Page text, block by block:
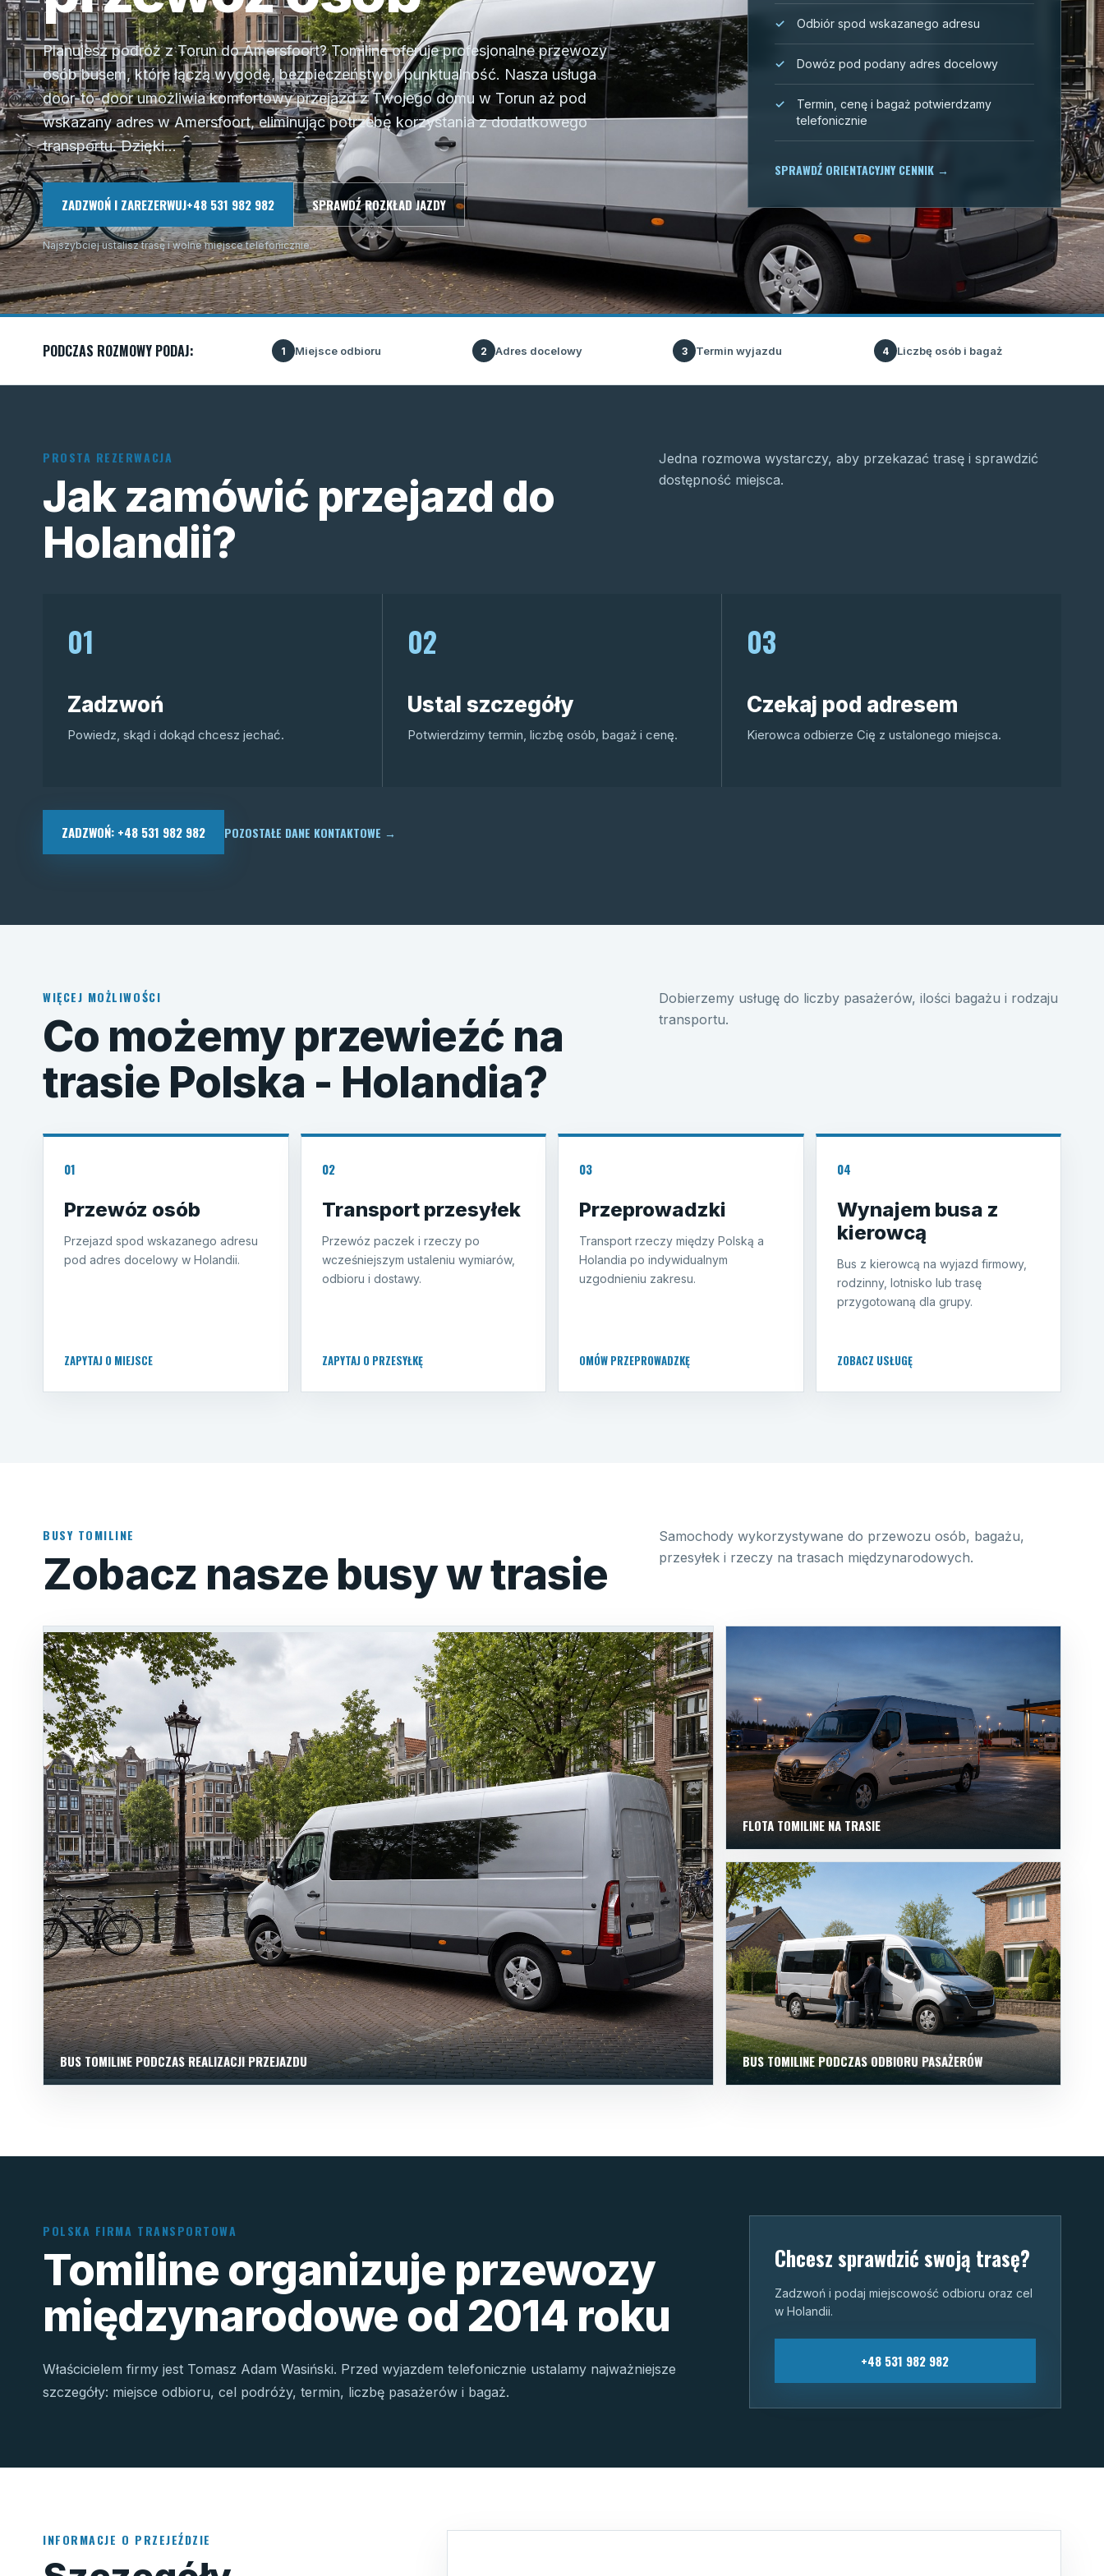
Planujesz podróż z Torun do Amersfoort? Tomiline oferuje profesjonalne przewozy
osób busem, które łączą wygodę, bezpieczeństwo i punktualność. Nasza usługa
door-to-door umożliwia komfortowy przejazd z Twojego domu w Torun aż pod
wskazany adres w Amersfoort, eliminując potrzebę korzystania z dodatkowego
transportu. Dzięki...
ZADZWOŃ I ZAREZERWUJ+48 531 982 982 SPRAWDŹ ROZKŁAD JAZDY
Najszybciej ustalisz trasę i wolne miejsce telefonicznie.
Odbiór spod wskazanego adresu
Dowóz pod podany adres docelowy
Termin, cenę i bagaż potwierdzamy
telefonicznie
SPRAWDŹ ORIENTACYJNY CENNIK →
PODCZAS ROZMOWY PODAJ: 1 Miejsce odbioru 2 Adres docelowy 3 Termin wyjazdu 4 Liczbę osób i bagaż
PROSTA REZERWACJA
Jak zamówić przejazd do
Holandii?
Jedna rozmowa wystarczy, aby przekazać trasę i sprawdzić
dostępność miejsca.
01
Zadzwoń
Powiedz, skąd i dokąd chcesz jechać.
02
Ustal szczegóły
Potwierdzimy termin, liczbę osób, bagaż i cenę.
03
Czekaj pod adresem
Kierowca odbierze Cię z ustalonego miejsca.
ZADZWOŃ: +48 531 982 982 POZOSTAŁE DANE KONTAKTOWE →
WIĘCEJ MOŻLIWOŚCI
Co możemy przewieźć na
trasie Polska - Holandia?
Dobierzemy usługę do liczby pasażerów, ilości bagażu i rodzaju
transportu.
01
Przewóz osób
Przejazd spod wskazanego adresu
pod adres docelowy w Holandii.
ZAPYTAJ O MIEJSCE
02
Transport przesyłek
Przewóz paczek i rzeczy po
wcześniejszym ustaleniu wymiarów,
odbioru i dostawy.
ZAPYTAJ O PRZESYŁKĘ
03
Przeprowadzki
Transport rzeczy między Polską a
Holandia po indywidualnym
uzgodnieniu zakresu.
OMÓW PRZEPROWADZKĘ
04
Wynajem busa z
kierowcą
Bus z kierowcą na wyjazd firmowy,
rodzinny, lotnisko lub trasę
przygotowaną dla grupy.
ZOBACZ USŁUGĘ
BUSY TOMILINE
Zobacz nasze busy w trasie
Samochody wykorzystywane do przewozu osób, bagażu,
przesyłek i rzeczy na trasach międzynarodowych.
BUS TOMILINE PODCZAS REALIZACJI PRZEJAZDU
FLOTA TOMILINE NA TRASIE
BUS TOMILINE PODCZAS ODBIORU PASAŻERÓW
POLSKA FIRMA TRANSPORTOWA
Tomiline organizuje przewozy
międzynarodowe od 2014 roku
Właścicielem firmy jest Tomasz Adam Wasiński. Przed wyjazdem telefonicznie ustalamy najważniejsze
szczegóły: miejsce odbioru, cel podróży, termin, liczbę pasażerów i bagaż.
Chcesz sprawdzić swoją trasę?
Zadzwoń i podaj miejscowość odbioru oraz cel
w Holandii.
+48 531 982 982
INFORMACJE O PRZEJEŹDZIE